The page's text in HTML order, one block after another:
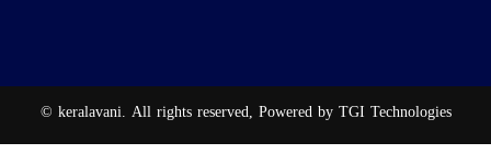
© keralavani. All rights reserved, Powered by TGI Technologies